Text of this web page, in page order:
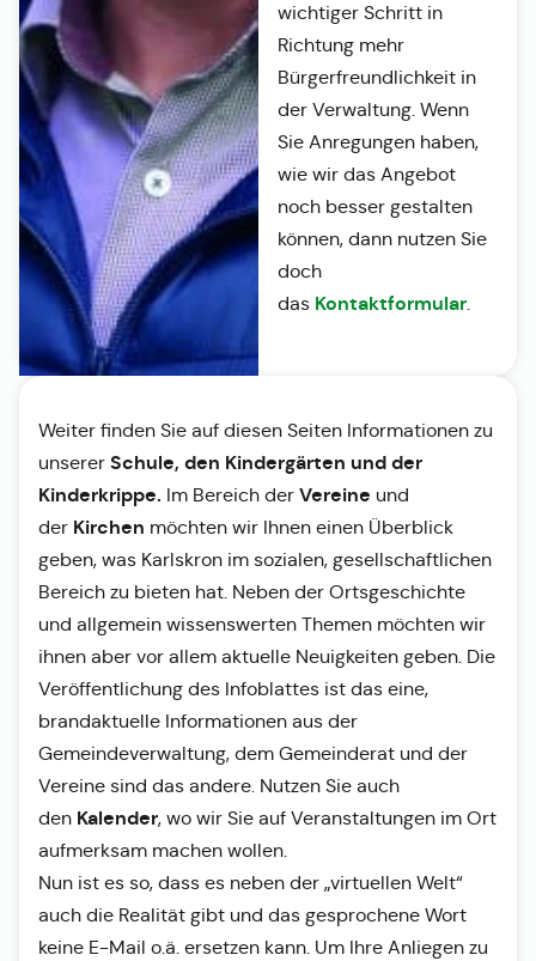
wichtiger Schritt in
Richtung mehr
Bürgerfreundlichkeit in
der Verwaltung. Wenn
Sie Anregungen haben,
wie wir das Angebot
noch besser gestalten
können, dann nutzen Sie
doch
das Kontaktformular.
Weiter finden Sie auf diesen Seiten Informationen zu
unserer Schule, den Kindergärten und der
Kinderkrippe. Im Bereich der Vereine und
der Kirchen möchten wir Ihnen einen Überblick
geben, was Karlskron im sozialen, gesellschaftlichen
Bereich zu bieten hat. Neben der Ortsgeschichte
und allgemein wissenswerten Themen möchten wir
ihnen aber vor allem aktuelle Neuigkeiten geben. Die
Veröffentlichung des Infoblattes ist das eine,
brandaktuelle Informationen aus der
Gemeindeverwaltung, dem Gemeinderat und der
Vereine sind das andere. Nutzen Sie auch
den Kalender, wo wir Sie auf Veranstaltungen im Ort
aufmerksam machen wollen.
Nun ist es so, dass es neben der „virtuellen Welt“
auch die Realität gibt und das gesprochene Wort
keine E-Mail o.ä. ersetzen kann. Um Ihre Anliegen zu